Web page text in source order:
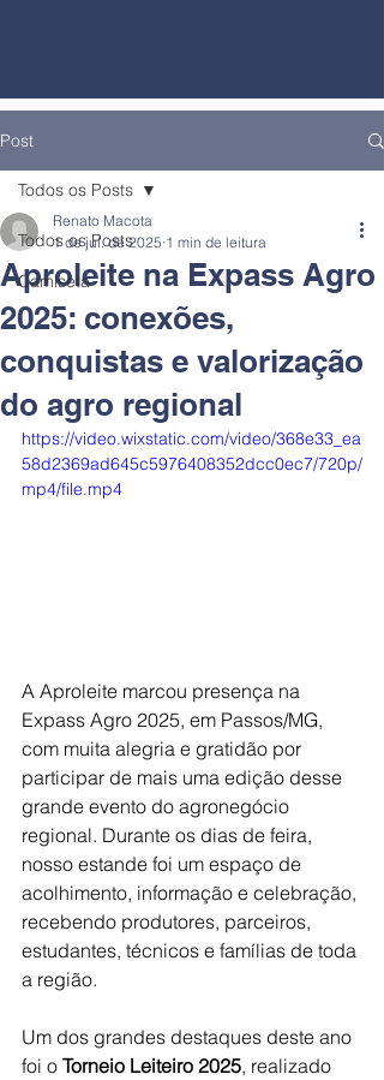
Post
Todos os Posts
Camiseta
Todos os Posts
Aproleite na Expass Agro
2025: conexões,
conquistas e valorização
do agro regional
Renato Macota
1 de jul. de 2025 1 min de leitura
https://video.wixstatic.com/video/368e33_ea
58d2369ad645c5976408352dcc0ec7/720p/
mp4/file.mp4
A Aproleite marcou presença na
Expass Agro 2025, em Passos/MG,
com muita alegria e gratidão por
participar de mais uma edição desse
grande evento do agronegócio
regional. Durante os dias de feira,
nosso estande foi um espaço de
acolhimento, informação e celebração,
recebendo produtores, parceiros,
estudantes, técnicos e famílias de toda
a região.
Um dos grandes destaques deste ano
foi o Torneio Leiteiro 2025, realizado